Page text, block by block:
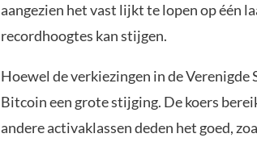
aangezien het vast lijkt te lopen op één
recordhoogtes kan stijgen.
Hoewel de verkiezingen in de
Bitcoin een grote stijging. De koers
andere activaklassen deden het goed,